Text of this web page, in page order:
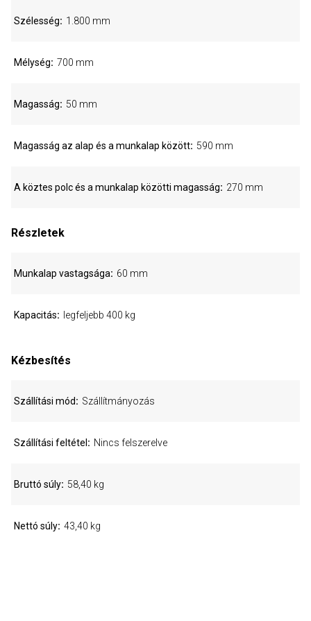
Szélesség 1.800 mm
Mélység 700 mm
Magasság 50 mm
Magasság az alap és a munkalap között 590 mm
A köztes polc és a munkalap közötti magasság 270 mm
Részletek
Munkalap vastagsága 60 mm
Kapacitás legfeljebb 400 kg
Kézbesítés
Szállítási mód Szállítmányozás
Szállítási feltétel Nincs felszerelve
Bruttó súly 58,40 kg
Nettó súly 43,40 kg